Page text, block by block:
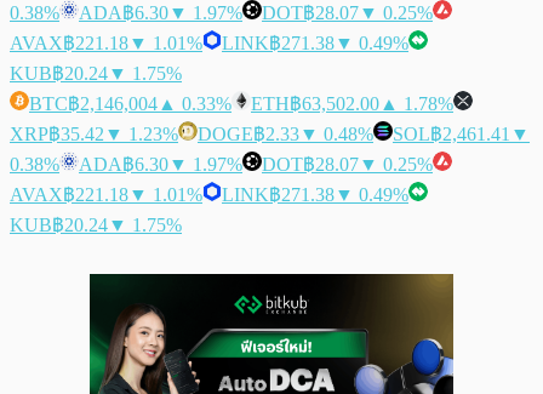
0.38%
ADA฿6.30▼ 1.97% DOT฿28.07▼ 0.25%
AVAX฿221.18▼ 1.01% LINK฿271.38▼ 0.49%
KUB฿20.24▼ 1.75%
BTC฿2,146,004 ▲ 0.33% ETH฿63,502.00 ▲ 1.78%
XRP฿35.42 ▼ 1.23% DOGE฿2.33▼ 0.48% SOL฿2,461.41 ▼
0.38%
ADA฿6.30▼ 1.97% DOT฿28.07▼ 0.25%
AVAX฿221.18▼ 1.01% LINK฿271.38▼ 0.49%
KUB฿20.24▼ 1.75%